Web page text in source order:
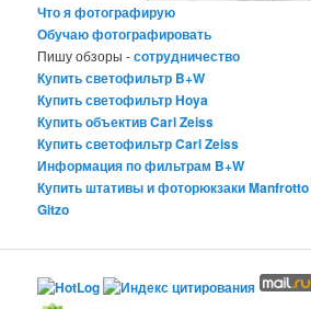
Что я фотографирую
Обучаю фотографировать
Пишу обзоры -сотрудничество
Купить светофильтр B+W
Купить светофильтр Hoya
Купить объектив Carl Zeiss
Купить светофильтр Carl Zeiss
Информация по фильтрам B+W
Купить штативы и фоторюкзаки Manfrotto
Gitzo